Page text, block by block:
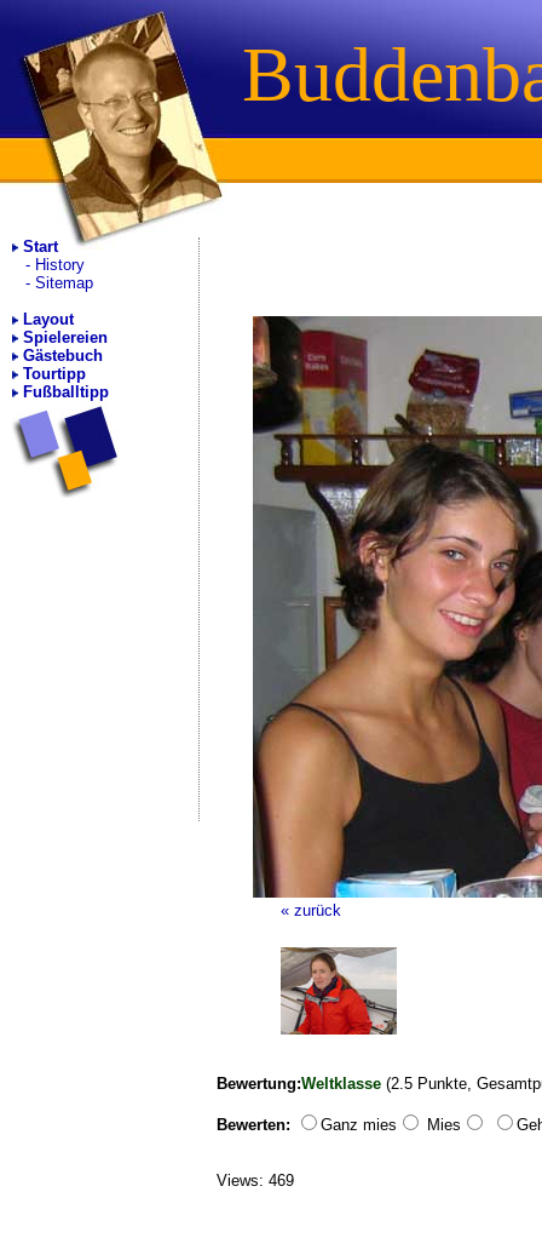
Start
History
Sitemap
Layout
Spielereien
Gästebuch
Tourtipp
Fußballtipp
« zurück
Bewertung:Weltklasse (2.5 Punkte,
Bewerten: Ganz mies Mies
Views: 469